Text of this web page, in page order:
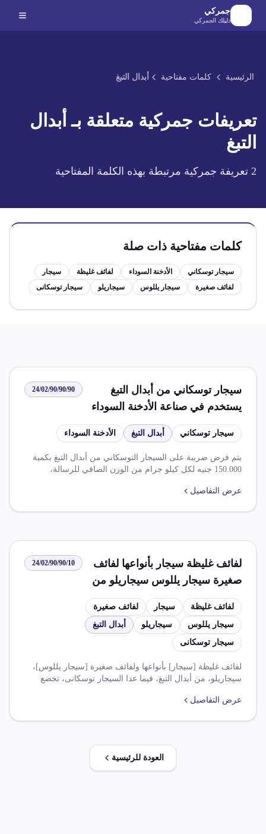
الانتقال إلى المحتوى الرئيسي
جمركي
دليلك الجمركي
الرئيسية كلمات مفتاحية أبدال التبغ
تعريفات جمركية متعلقة بـ أبدال
التبغ
2 تعريفة جمركية مرتبطة بهذه الكلمة المفتاحية
كلمات مفتاحية ذات صلة
سيجار توسكاني الأدخنة السوداء لفائف غليظة
سيجار
لفائف صغيرة
سيجار يللوس سيجاريلو سيجار توسكانى
سيجار توسكاني من أبدال التبغ
يستخدم في صناعة الأدخنة السوداء
24/02/90/90/90
سيجار توسكاني أبدال التبغ الأدخنة السوداء
يتم فرض ضريبة على السيجار التوسكاني من أبدال التبغ بكمية
150.000 جنيه لكل كيلو جرام من الوزن الصافي للرسالة،
الأدنى 35.000 جنيه، ويحظر إفراج السجائر والتبغ إلا بعد التأكدعرض التفاصيل
لفائف غليظة سيجار بأنواعها لفائف
صغيرة سيجار يللوس سيجاريلو من
أبدال التبغ ما عدا السيجار توسكانى
24/02/90/90/10
لفائف غليظة سيجار
لفائف صغيرة
سيجار يللوس
سيجاريلو
أبدال التبغ
سيجار توسكانى
لفائف غليظة [سيجار] بأنواعها ولفائف صغيرة [سيجار يللوس]،
سيجاريلو، من أبدال التبغ، فيما عدا السيجار توسكانى، تخضع
عرض التفاصيل
العودة للرئيسية